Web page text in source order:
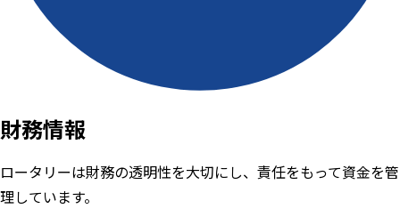
財務情報
ロータリーは財務の透明性を大切にし、責任をもって資金を管
理しています。